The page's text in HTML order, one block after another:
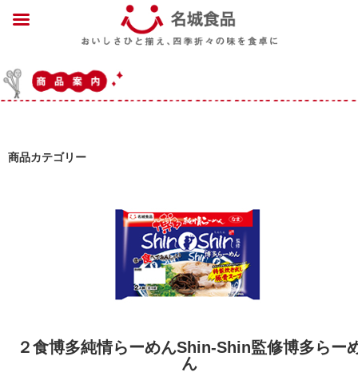
商品カテゴリー
２食博多純情らーめんShin-Shin監修博多らー
ん